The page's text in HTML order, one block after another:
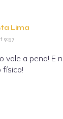
Lima
9:57
vale a pena! E
físico!